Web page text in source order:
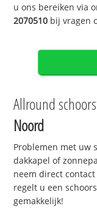
u ons bereiken via
2070510 bij vragen
Allround
Noord
Problemen met uw
dakkapel of
neem direct
regelt u een
gemakkelijk!